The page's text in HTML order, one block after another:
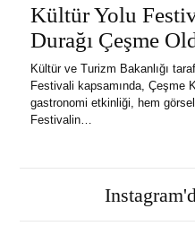
Kültür Yolu
Durağı Çeşme
Kültür ve Turizm Bakanlığı
Festivali kapsamında, Çeşme
gastronomi etkinliği, hem
Festivalin…